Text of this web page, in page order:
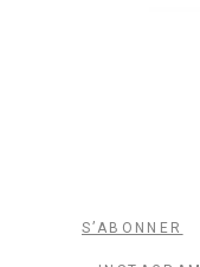
S’ABONNER